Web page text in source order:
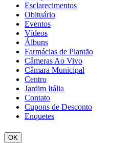
Esclarecimentos
Obituário
Eventos
Vídeos
Álbuns
Farmácias de Plantão
Câmeras Ao Vivo
Câmara Municipal
Centro
Jardim Itália
Contato
Cupons de Desconto
Enquetes
OK